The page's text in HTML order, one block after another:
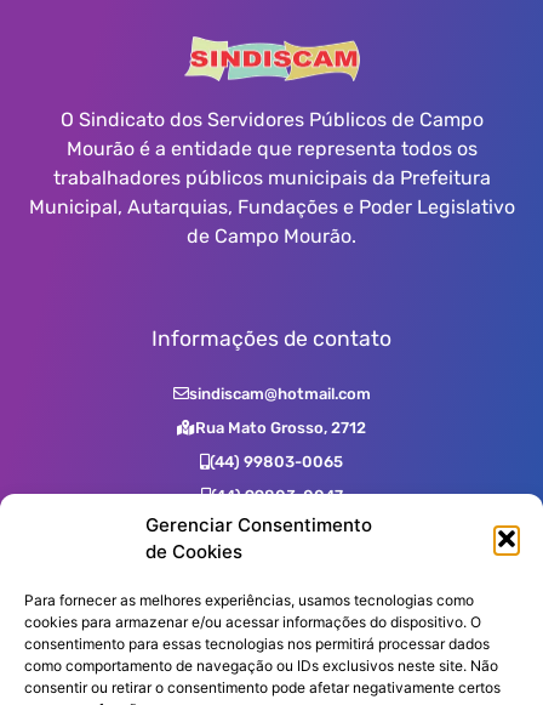
Gerenciar Consentimento
de Cookies
Para fornecer as melhores experiências, usamos tecnologias como
cookies para armazenar e/ou acessar informações do dispositivo. O
consentimento para essas tecnologias nos permitirá processar dados
como comportamento de navegação ou IDs exclusivos neste site. Não
consentir ou retirar o consentimento pode afetar negativamente certos
O Sindicato dos Servidores Públicos de Campo
Mourão é a entidade que representa todos os
trabalhadores públicos municipais da Prefeitura
Municipal, Autarquias, Fundações e Poder Legislativo
de Campo Mourão.
Informações de contato
sindiscam@hotmail.com
Rua Mato Grosso, 2712
(44) 99803-0065
(44) 99803-0047
(44) 99731-0400
(44) 3523-2725
(44) 3523-7539
Assine nossa Newsletter!